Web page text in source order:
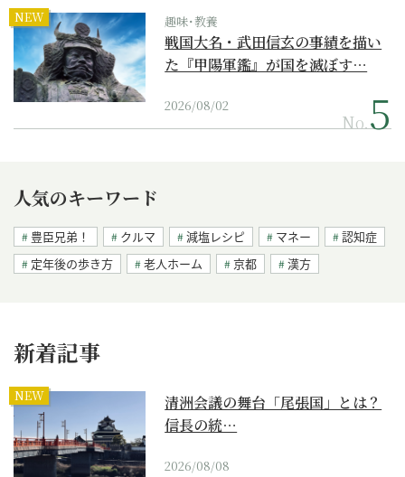
NEW 趣味･教養
戦国大名・武田信玄の事績を描い
た『甲陽軍鑑』が国を滅ぼす…
2026/08/02
No.
人気のキーワード
豊臣兄弟！ クルマ 減塩レシピ マネー
認知症
定年後の歩き方
老人ホーム 京都 漢方
新着記事
NEW
清洲会議の舞台「尾張国」とは？
信長の統…
2026/08/08